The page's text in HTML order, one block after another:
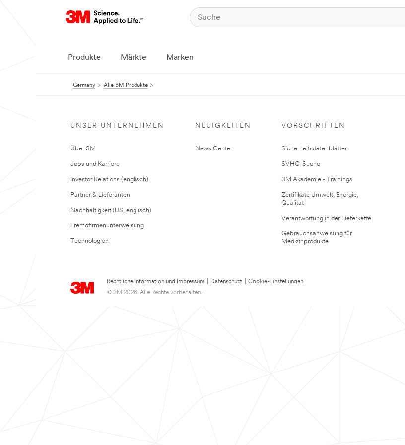
Produkte Märkte Marken
Germany Alle 3M Produkte
UNSER UNTERNEHMEN
Über 3M
Jobs und Karriere
Investor Relations (englisch)
Partner & Lieferanten
Nachhaltigkeit (US, englisch)
Fremdfirmenunterweisung
Technologien
NEUIGKEITEN
News Center
VORSCHRIFTEN
Sicherheitsdatenblätter
SVHC-Suche
3M Akademie - Trainings
Zertifikate Umwelt, Energie,
Qualität
Verantwortung in der Lieferkette
Gebrauchsanweisung für
Medizinprodukte
Rechtliche Information und Impressum Datenschutz
Cookie-Einstellungen
© 3M 2026. Alle Rechte vorbehalten..